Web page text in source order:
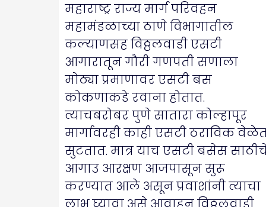
महाराष्ट्र राज्य मार्ग परिवहन
महामंडळाच्या ठाणे विभागातील
कल्याणसह विठ्ठलवाडी एसटी
आगारातून गौरी गणपती सणाला
मोठ्या प्रमाणावर एसटी बस
कोकणाकडे रवाना होतात.
त्याचबरोबर पुणे सातारा कोल्हापूर
मार्गावरही काही एसटी ठराविक
सुटतात. मात्र याच एसटी बसेस
आगाउ आरक्षण आजपासून सुरू
करण्यात आले असून प्रवाशांनी त्याचा